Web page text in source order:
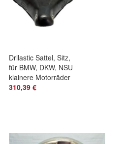
Drilastic Sattel, Sitz,
für BMW, DKW, NSU
klainere Motorräder
310,39 €